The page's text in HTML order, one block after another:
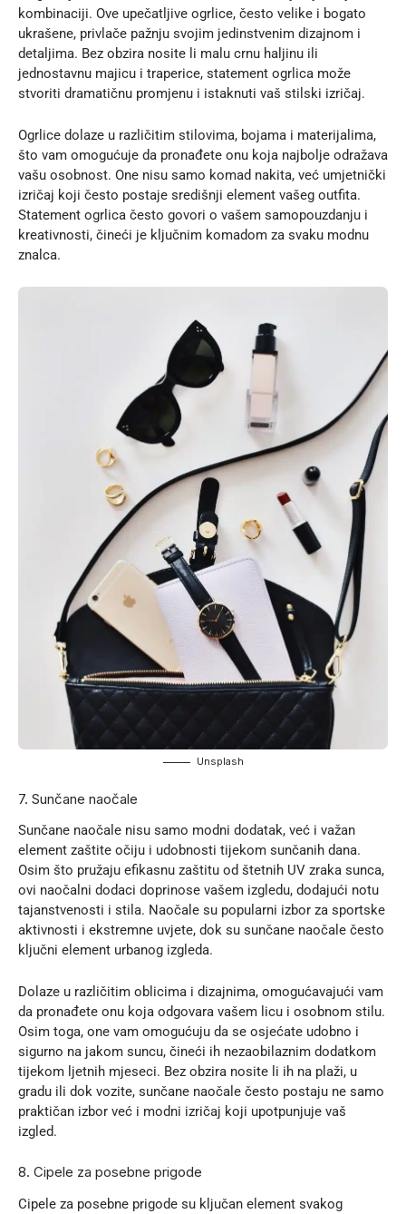
kombinaciji. Ove upečatljive ogrlice, često velike i bogato
ukrašene, privlače pažnju svojim jedinstvenim dizajnom i
detaljima. Bez obzira nosite li malu crnu haljinu ili
jednostavnu majicu i traperice, statement ogrlica može
stvoriti dramatičnu promjenu i istaknuti vaš stilski izričaj.
Ogrlice dolaze u različitim stilovima, bojama i materijalima,
što vam omogućuje da pronađete onu koja najbolje odražava
vašu osobnost. One nisu samo komad nakita, već umjetnički
izričaj koji često postaje središnji element vašeg outfita.
Statement ogrlica često govori o vašem samopouzdanju i
kreativnosti, čineći je ključnim komadom za svaku modnu
znalca.
Unsplash
7. Sunčane naočale
Sunčane naočale nisu samo modni dodatak, već i važan
element zaštite očiju i udobnosti tijekom sunčanih dana.
Osim što pružaju efikasnu zaštitu od štetnih UV zraka sunca,
ovi naočalni dodaci doprinose vašem izgledu, dodajući notu
tajanstvenosti i stila. Naočale su popularni izbor za sportske
aktivnosti i ekstremne uvjete, dok su sunčane naočale često
ključni element urbanog izgleda.
Dolaze u različitim oblicima i dizajnima, omogućavajući vam
da pronađete onu koja odgovara vašem licu i osobnom stilu.
Osim toga, one vam omogućuju da se osjećate udobno i
sigurno na jakom suncu, čineći ih nezaobilaznim dodatkom
tijekom ljetnih mjeseci. Bez obzira nosite li ih na plaži, u
gradu ili dok vozite, sunčane naočale često postaju ne samo
praktičan izbor već i modni izričaj koji upotpunjuje vaš
izgled.
8. Cipele za posebne prigode
Cipele za posebne prigode su ključan element svakog